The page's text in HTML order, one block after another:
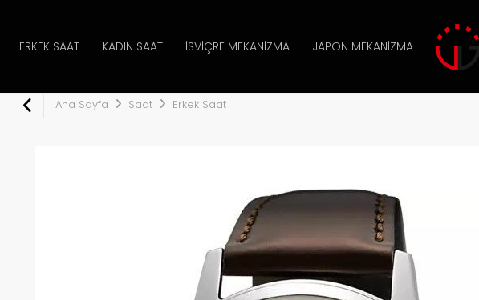
ERKEK SAAT KADIN SAAT İSVIÇRE MEKANIZMA JAPON MEKANIZMA
Ana Sayfa Saat Erkek Saat